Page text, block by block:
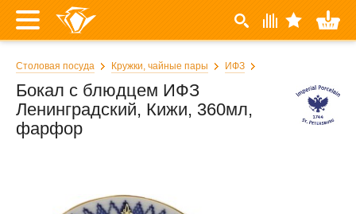
Столовая посуда Кружки, чайные пары ИФЗ
Бокал с блюдцем ИФЗ
Ленинградский, Кижи, 360мл,
фарфор